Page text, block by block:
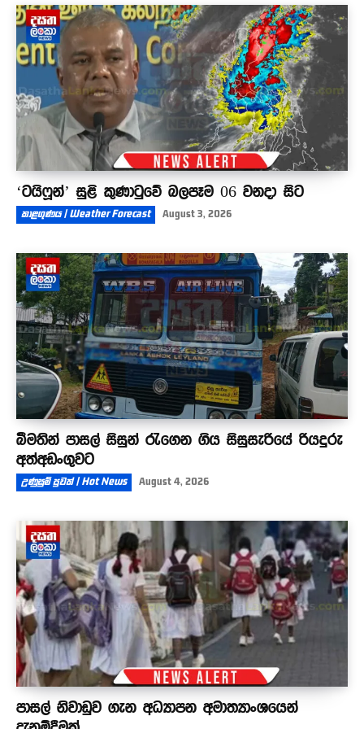
11:43
‘ටයිෆූන්’ සුළි කුණාටුවේ බලපෑම 06 වනදා සිට
කාළගුණය | Weather Forecast August 3, 2026
බීමතින් පාසල් සිසුන් රැගෙන ගිය සිසුසැරියේ රියදුරු
අත්අඩංගුවට
උණුසුම් පුවත් | Hot News August 4, 2026
පාසල් නිවාඩුව ගැන අධ්‍යාපන අමාත්‍යාංශයෙන්